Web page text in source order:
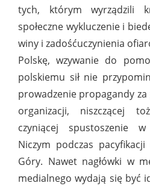
tych, którym wyrządzili
społeczne wykluczenie i
winy i zadośćuczynienia
Polskę, wzywanie do
polskiemu sił nie
prowadzenie propagandy
organizacji, niszczącej
czyniącej spustoszenie w
Niczym podczas
Góry. Nawet nagłówki w
medialnego wydają się być